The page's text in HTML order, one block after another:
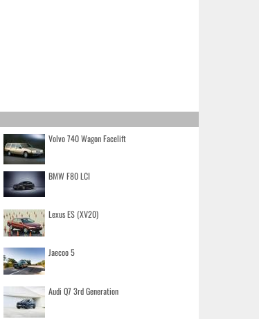
Volvo 740 Wagon Facelift
BMW F80 LCI
Lexus ES (XV20)
Jaecoo 5
Audi Q7 3rd Generation